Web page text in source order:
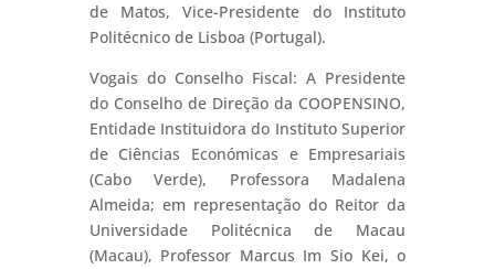
de Matos, Vice-Presidente do Instituto
Politécnico de Lisboa (Portugal).
Vogais do Conselho Fiscal: A Presidente
do Conselho de Direção da COOPENSINO,
Entidade Instituidora do Instituto Superior
de Ciências Económicas e Empresariais
(Cabo Verde), Professora Madalena
Almeida; em representação do Reitor da
Universidade Politécnica de Macau
(Macau), Professor Marcus Im Sio Kei, o